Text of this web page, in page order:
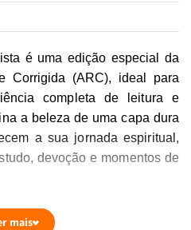
é uma edição especial da
Corrigida (ARC), ideal para
completa de leitura e
a beleza de uma capa dura
a sua jornada espiritual,
devoção e momentos de
oferece uma experiência
destaque para as palavras
mais